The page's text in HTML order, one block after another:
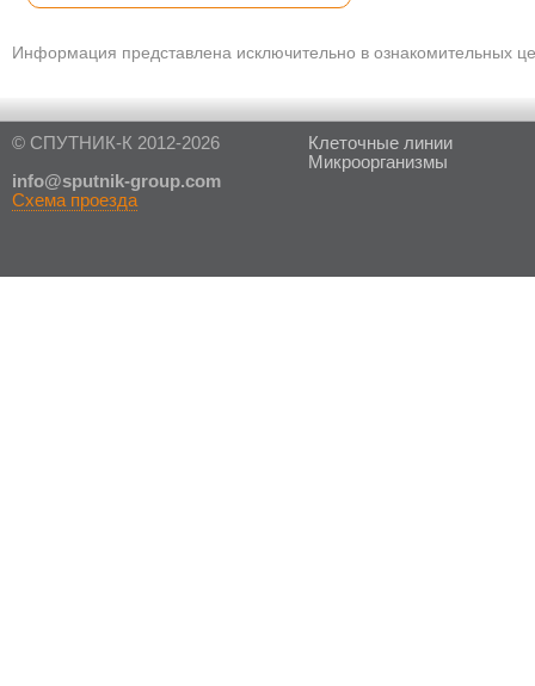
Информация представлена исключительно в ознакомительных
© СПУТНИК-К 2012-2026
info@sputnik-group.com
Схема проезда
Клеточные линии
Микроорганизмы